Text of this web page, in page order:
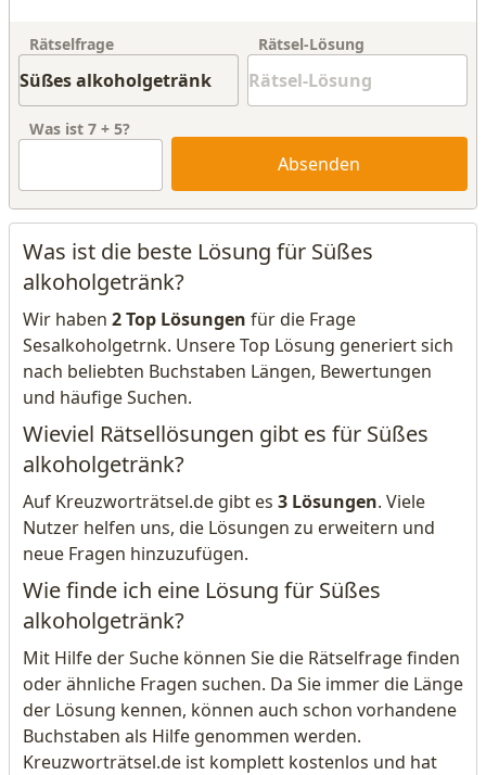
Rätselfrage Rätsel-Lösung
Was ist 7 + 5?
Absenden
Was ist die beste Lösung für Süßes
alkoholgetränk?
Wir haben 2 Top Lösungen für die Frage
Sesalkoholgetrnk. Unsere Top Lösung generiert sich
nach beliebten Buchstaben Längen, Bewertungen
und häufige Suchen.
Wieviel Rätsellösungen gibt es für Süßes
alkoholgetränk?
Auf Kreuzworträtsel.de gibt es 3 Lösungen. Viele
Nutzer helfen uns, die Lösungen zu erweitern und
neue Fragen hinzuzufügen.
Wie finde ich eine Lösung für Süßes
alkoholgetränk?
Mit Hilfe der Suche können Sie die Rätselfrage finden
oder ähnliche Fragen suchen. Da Sie immer die Länge
der Lösung kennen, können auch schon vorhandene
Buchstaben als Hilfe genommen werden.
Kreuzworträtsel.de ist komplett kostenlos und hat